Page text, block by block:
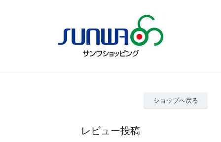
ショップへ戻る
レビュー投稿